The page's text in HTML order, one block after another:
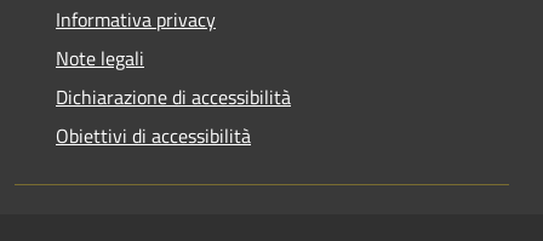
Informativa privacy
Note legali
Dichiarazione di accessibilità
Obiettivi di accessibilità